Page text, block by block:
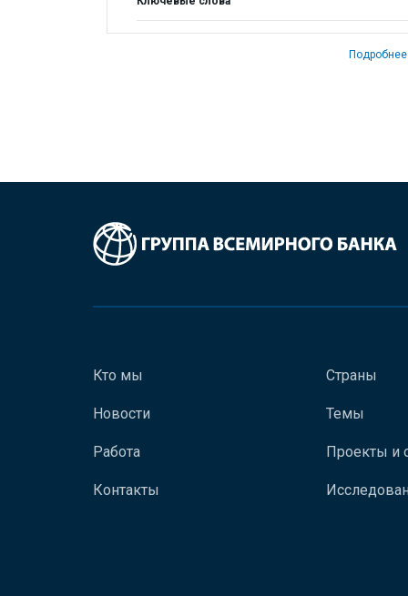
Подробнее
Кто мы
Новости
Работа
Контакты
Страны
Темы
Проекты и